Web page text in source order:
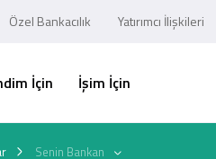
Özel Bankacılık Yatırımcı İlişkileri
İçin İşim İçin
Senin Bankan